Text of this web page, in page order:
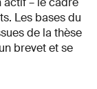
Les bases du
de la thèse
brevet et se